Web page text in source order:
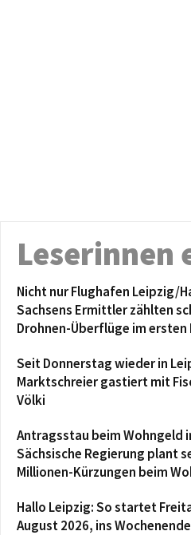
Leserinnen
Nicht nur Flughafen Leipzig/
Sachsens Ermittler zählten
Drohnen-Überflüge im ersten
Seit Donnerstag wieder in
Marktschreier gastiert mit
Völki
Antragsstau beim Wohngeld
Sächsische Regierung plant
Millionen-Kürzungen beim
Hallo Leipzig: So startet
August 2026, ins Wochenende